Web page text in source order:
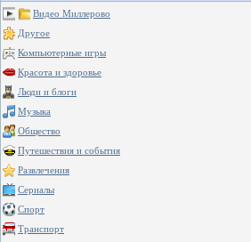
Видео Миллерово
Другое
Компьютерные игры
Красота и здоровье
Люди и блоги
Музыка
Общество
Путешествия и события
Развлечения
Сериалы
Спорт
Транспорт